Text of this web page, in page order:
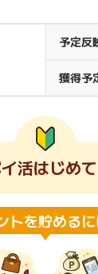
購入額の
予定反
獲得予
活はじめ
トを貯めるに